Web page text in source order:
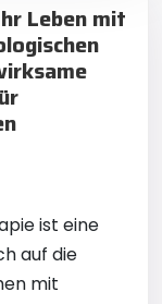
Leben mit
ist eine
auf die
mit